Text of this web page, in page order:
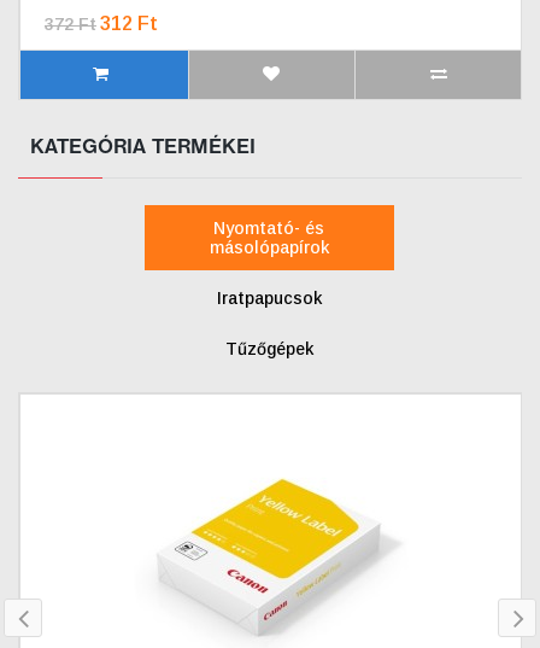
372 Ft312 Ft
KATEGÓRIA TERMÉKEI
Nyomtató- és
másolópapírok
Iratpapucsok
Tűzőgépek